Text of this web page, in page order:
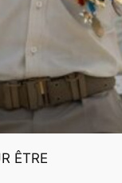
ÊTRE